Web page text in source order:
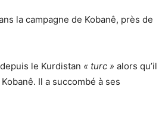
la campagne de Kobanê, près de
le Kurdistan « turc » alors qu’il
Il a succombé à ses